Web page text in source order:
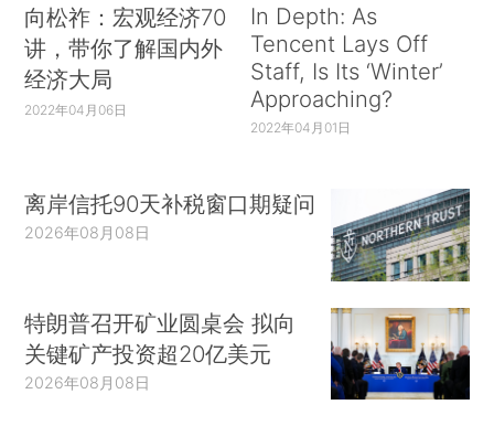
向松祚：宏观经济70
讲，带你了解国内外
经济大局
2022年04月06日
In Depth: As
Tencent Lays Off
Staff, Is Its ‘Winter’
Approaching?
2022年04月01日
离岸信托90天补税窗口期疑问
2026年08月08日
特朗普召开矿业圆桌会 拟向
关键矿产投资超20亿美元
2026年08月08日